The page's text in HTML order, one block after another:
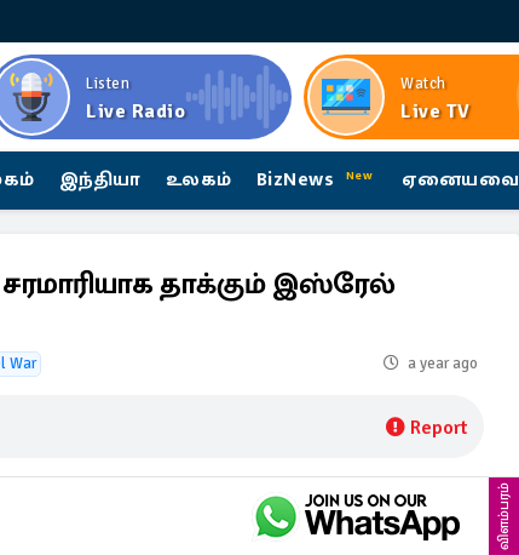
Listen
Live Radio
Watch
Live TV
இந்தியா உலகம் BizNews New ஏனையவை
தாக்கும் இஸ்ரேல்
War a year ago
Report
விளம்பரம்